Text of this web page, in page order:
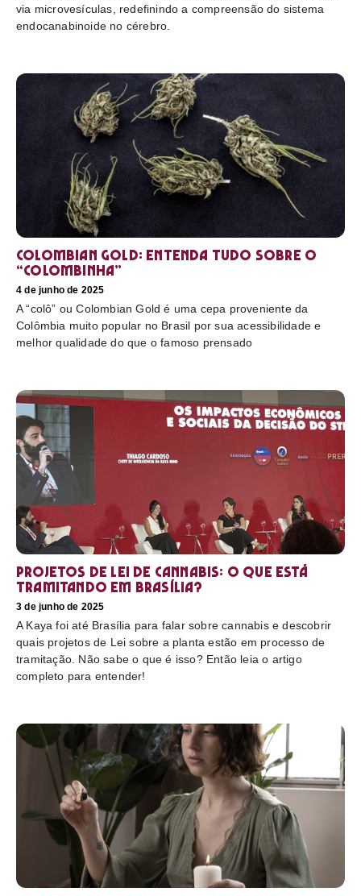
via microvesículas, redefinindo a compreensão do sistema
endocanabinoide no cérebro.
Colombian Gold: entenda tudo sobre o
“colombinha”
4 de junho de 2025
A “colô” ou Colombian Gold é uma cepa proveniente da
Colômbia muito popular no Brasil por sua acessibilidade e
melhor qualidade do que o famoso prensado
Projetos de Lei de Cannabis: O que está
tramitando em Brasília?
3 de junho de 2025
A Kaya foi até Brasília para falar sobre cannabis e descobrir
quais projetos de Lei sobre a planta estão em processo de
tramitação. Não sabe o que é isso? Então leia o artigo
completo para entender!